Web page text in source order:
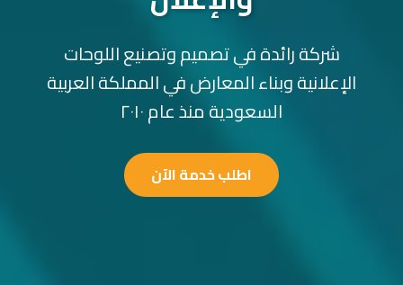
شركة رائدة في تصميم وتصنيع اللوحات
الإعلانية وبناء المعارض في المملكة العربية
السعودية منذ عام ٢٠١٠
اطلب خدمة الآن